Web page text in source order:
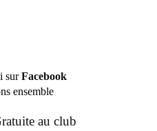
surFacebook
ensemble
au club